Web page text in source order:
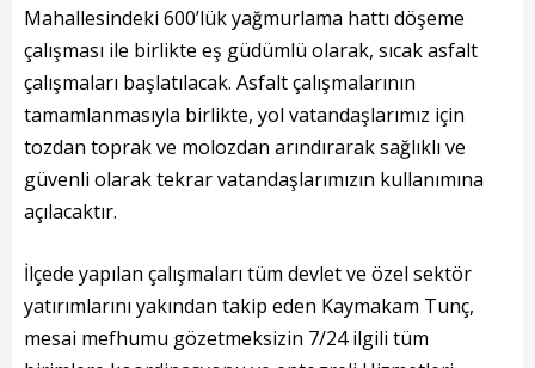
Genel
Kadın Politikalar
Kadın
Kültür
Park & Bahçe
Mahallesindeki 600’lük yağmurlama hattı döşeme
çalışması ile birlikte eş güdümlü olarak, sıcak asfalt
çalışmaları başlatılacak. Asfalt çalışmalarının
tamamlanmasıyla birlikte, yol vatandaşlarımız için
tozdan toprak ve molozdan arındırarak sağlıklı ve
güvenli olarak tekrar vatandaşlarımızın kullanımına
açılacaktır.
İlçede yapılan çalışmaları tüm devlet ve özel sektör
yatırımlarını yakından takip eden Kaymakam Tunç,
mesai mefhumu gözetmeksizin 7/24 ilgili tüm